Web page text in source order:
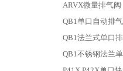
ARVX微量排气阀
QB1单口自动排
QB1法兰式单口
QB1不锈钢法兰